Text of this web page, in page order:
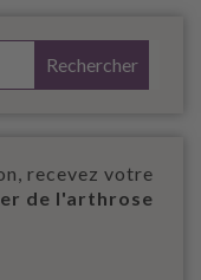
recevez votre
de l'arthrose